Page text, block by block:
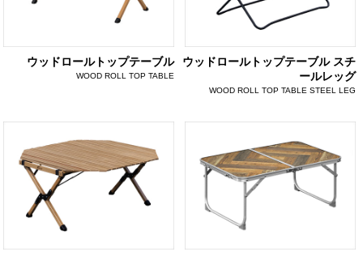
ウッドロールトップテーブル
WOOD ROLL TOP TABLE
ウッドロールトップテーブル スチ
ールレッグ
WOOD ROLL TOP TABLE STEEL LEG